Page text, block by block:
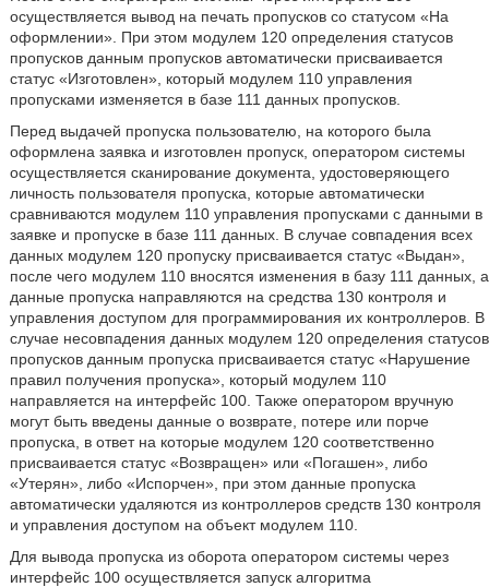
осуществляется вывод на печать пропусков со статусом «На
оформлении». При этом модулем 120 определения статусов
пропусков данным пропусков автоматически присваивается
статус «Изготовлен», который модулем 110 управления
пропусками изменяется в базе 111 данных пропусков.
Перед выдачей пропуска пользователю, на которого была
оформлена заявка и изготовлен пропуск, оператором системы
осуществляется сканирование документа, удостоверяющего
личность пользователя пропуска, которые автоматически
сравниваются модулем 110 управления пропусками с данными в
заявке и пропуске в базе 111 данных. В случае совпадения всех
данных модулем 120 пропуску присваивается статус «Выдан»,
после чего модулем 110 вносятся изменения в базу 111 данных, а
данные пропуска направляются на средства 130 контроля и
управления доступом для программирования их контроллеров. В
случае несовпадения данных модулем 120 определения статусов
пропусков данным пропуска присваивается статус «Нарушение
правил получения пропуска», который модулем 110
направляется на интерфейс 100. Также оператором вручную
могут быть введены данные о возврате, потере или порче
пропуска, в ответ на которые модулем 120 соответственно
присваивается статус «Возвращен» или «Погашен», либо
«Утерян», либо «Испорчен», при этом данные пропуска
автоматически удаляются из контроллеров средств 130 контроля
и управления доступом на объект модулем 110.
Для вывода пропуска из оборота оператором системы через
интерфейс 100 осуществляется запуск алгоритма